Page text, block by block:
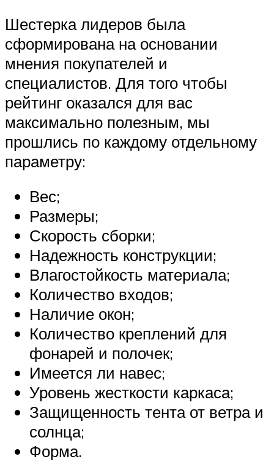
Шестерка лидеров была
сформирована на основании
мнения покупателей и
специалистов. Для того чтобы
рейтинг оказался для вас
максимально полезным, мы
прошлись по каждому отдельному
параметру:
Вес;
Размеры;
Скорость сборки;
Надежность конструкции;
Влагостойкость материала;
Количество входов;
Наличие окон;
Количество креплений для
фонарей и полочек;
Имеется ли навес;
Уровень жесткости каркаса;
Защищенность тента от ветра и
солнца;
Форма.